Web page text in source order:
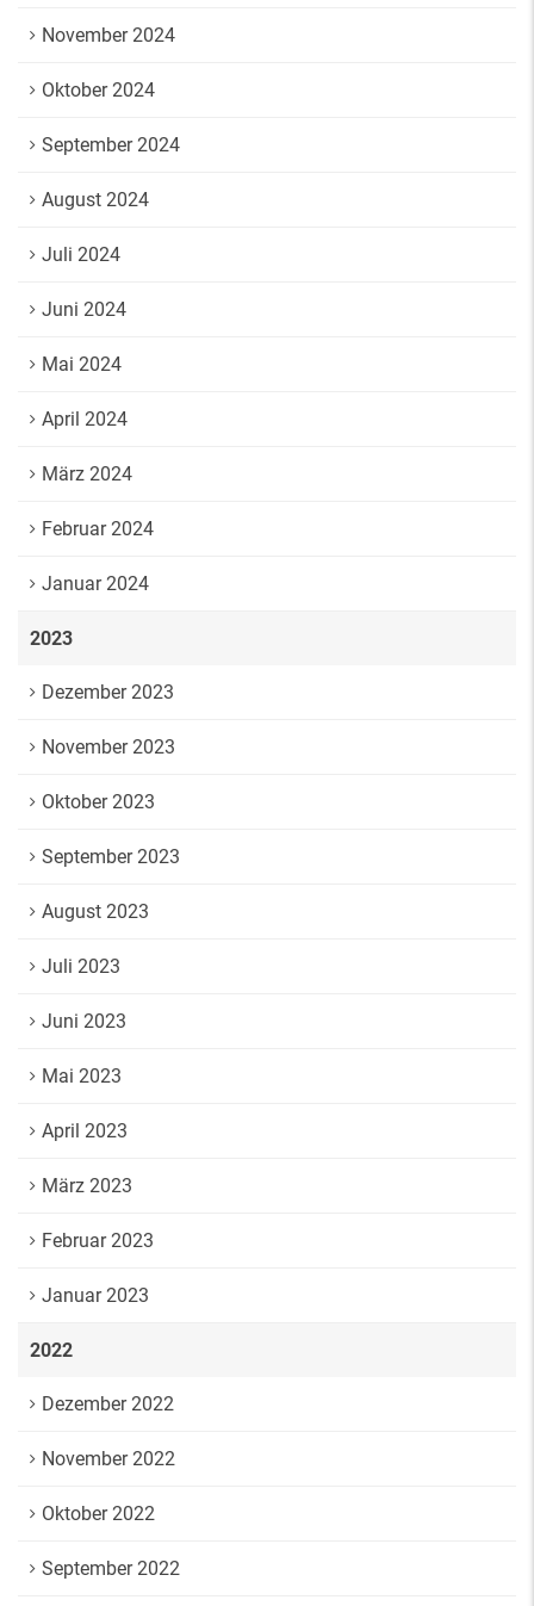
November 2024
Oktober 2024
September 2024
August 2024
Juli 2024
Juni 2024
Mai 2024
April 2024
März 2024
Februar 2024
Januar 2024
2023
Dezember 2023
November 2023
Oktober 2023
September 2023
August 2023
Juli 2023
Juni 2023
Mai 2023
April 2023
März 2023
Februar 2023
Januar 2023
2022
Dezember 2022
November 2022
Oktober 2022
September 2022